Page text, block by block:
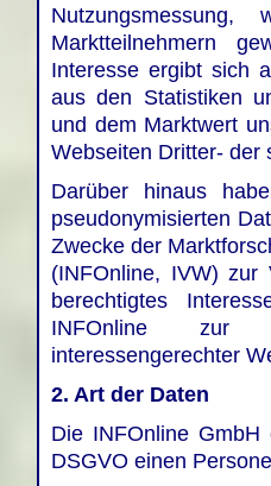
Marktteilnehmern
Interesse ergibt sich
aus den Statistiken
und dem Marktwert
Webseiten Dritter- der
Darüber hinaus
pseudonymisierten
Zwecke der
(INFOnline, IVW) zur
berechtigtes
INFOnline zur
interessengerechter
2. Art der Daten
Die INFOnline
DSGVO einen